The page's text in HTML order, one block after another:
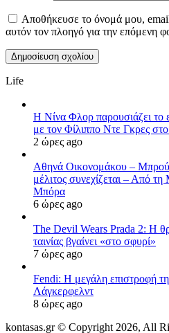
Αποθήκευσε το όνομά μου,
αυτόν τον πλοηγό για την επόμενη
Life
Η Νίνα Φλορ παρουσιάζει το
με τον Φίλιππο Ντε Γκρες
2 ώρες ago
Αθηνά Οικονομάκου –
μέλιτος συνεχίζεται – Από
Μπόρα
6 ώρες ago
The Devil Wears Prada 2: Η
ταινίας βγαίνει «στο σφυρί»
7 ώρες ago
Fendi: Η μεγάλη επιστροφή
Λάγκερφελντ
8 ώρες ago
kontasas.gr © Copyright 2026, All